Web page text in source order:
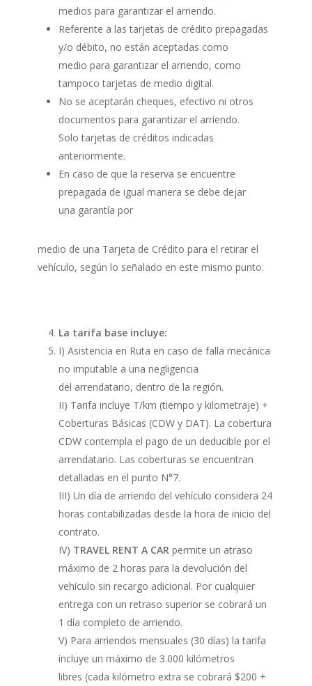
medios para garantizar el arriendo.
Referente a las tarjetas de crédito prepagadas
y/o débito, no están aceptadas como
medio para garantizar el arriendo, como
tampoco tarjetas de medio digital.
No se aceptarán cheques, efectivo ni otros
documentos para garantizar el arriendo.
Solo tarjetas de créditos indicadas
anteriormente.
En caso de que la reserva se encuentre
prepagada de igual manera se debe dejar
una garantía por
medio de una Tarjeta de Crédito para el retirar el
vehículo, según lo señalado en este mismo punto.
La tarifa base incluye:
I) Asistencia en Ruta en caso de falla mecánica
no imputable a una negligencia
del arrendatario, dentro de la región.
II) Tarifa incluye T/km (tiempo y kilometraje) +
Coberturas Básicas (CDW y DAT). La cobertura
CDW contempla el pago de un deducible por el
arrendatario. Las coberturas se encuentran
detalladas en el punto N°7.
III) Un día de arriendo del vehículo considera 24
horas contabilizadas desde la hora de inicio del
contrato.
IV) TRAVEL RENT A CAR permite un atraso
máximo de 2 horas para la devolución del
vehículo sin recargo adicional. Por cualquier
entrega con un retraso superior se cobrará un
1 día completo de arriendo.
V) Para arriendos mensuales (30 días) la tarifa
incluye un máximo de 3.000 kilómetros
libres (cada kilómetro extra se cobrará $200 +